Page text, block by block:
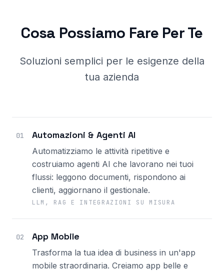
Cosa Possiamo Fare Per Te
Soluzioni semplici per le esigenze della
tua azienda
01 Automazioni & Agenti AI
Automatizziamo le attività ripetitive e
costruiamo agenti AI che lavorano nei tuoi
flussi: leggono documenti, rispondono ai
clienti, aggiornano il gestionale.
LLM, RAG E INTEGRAZIONI SU MISURA
02 App Mobile
Trasforma la tua idea di business in un'app
mobile straordinaria. Creiamo app belle e